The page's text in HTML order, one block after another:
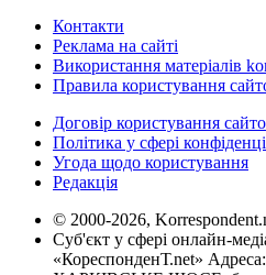
Контакти
Реклама на сайті
Використання матеріалів
Правила користування
Договір користування
Політика у сфері
Угода щодо користування
Редакція
© 2000-2026,
Суб'єкт у сфері онлайн-
«КореспонденТ.net»